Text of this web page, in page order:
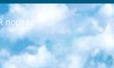
портал
стандартов итоговый (выпускной) контроль для 9 и 11 классов в целях тестирования Экзамены (далее – экзамены) состоят из предметов, перечисленных в приложении 1. будет сделано. 7. Экзамены пройдут с 26 мая по 15 июня 2024 г. (кроме науки физического воспитания). 8. Физическая для учащихся 9 классов общесредних образовательных учреждений. Экзамены по предмету «Образование, квалификация медицина» 1-6 мая 2024 года. сотрудники перевести под присмотр (с отклонениями в физическом или умственном развитии) специализированная школа для детей, школы-интернаты и со сколиозом школы-интернаты санаторного типа для больных детей исключены). 9. Он был слепым, слабовидящим и имел нарушения опорно-двигательного аппарата. экзамены в специализированных школах и интернатах для детей должны проводиться исходя из требований, предъявляемых к общеобразовательным учреждениям (физкультура кроме науки). 10. Специализированная школа для глухих и слабослышащих детей. и экзамены в интернатах и быть реализован в виде письменного теста по математике. 11. Специальность для умственно отсталых детей. Для 9 класса Родной язык и литературное письмо Государственный язык (язык обучения – узбекский). для неклассов) написано Математическое письмо Письменная/устная история Узбекистана Физическое воспитание практично Итоговый контроль Для 11 класса Написание родного языка и литературы (эссе) Математическое письмо Узбекский язык (обучение на узбекском языке) не посещающее общее среднее образование для учреждений)/Образовательное учреждение выбор письменный и устный Иностранный язык письменный/устный Письменная/устная история Узбекистана *По выбору студента:  Химия  Физика  Основы государственного права  География 10 бесплатных образовательных ресурсов - Мы составили подборку онлайн-проектов с интерактивными упражнениями, видеолекциями и статьями. Они помогут вам обрести новые и освежить старые знания бесплатно. 1. «ИНТУИТ» Старейшая образовательная площадка Рунета. Здесь вы найдёте сотни текстовых и видеокурсов на десятки различных тем — от программирования до психологии. Многие курсы подготовлены российскими университетами и крупными международными компаниями вроде Intel и Microsoft. Самостоятельное обучение бесплатное, но желающие могут оплатить услуги персональных наставников. 2. «Смартия» знакомит с актуальными профессиями и подсказывает, как им обучаться. Выбрав заинтересовавшую вас специальность — SMM-специалист, фотограф, веб-дизайнер или другую, — увидите список необходимых для неё умений. Чтобы вы могли освоить их самостоятельно, для каждого умения площадка отображает подборку ссылок на учебные материалы. Хотя «Смартия» ориентируется на русскоязычную аудиторию, часть контента всё же доступна только на английском. 3. «Лекторий Физтеха» Проект Московского физико-технического института (Физтеха). С его помощью вы можете смотреть онлайн серии лекций, записанные на видео в этом вузе. В числе доступных предметов — физика, биология, химия, информационные технологии и другие. К некоторым лекциям администрация ресурса прилагает готовые конспекты, которые можно скачивать в PDF-формате. 4. ITMOcourses Онлайн-площадка Санкт-Петербургского национального исследовательского университета информационных технологий, механики и оптики (ИТМО). Ресурс предоставляет свободный доступ к курсам, разработанным в этом вузе. Каталог материалов разбит на четыре категории: «Оптические системы и технологии», «Приборостроение и робототехника», «Информационные технологии» и «Биотехнологии». Курсы состоят из видеолекций, интерактивных демонстраций и заданий. 5. «КиберЛенинка» Электронная научная библиотека открытого доступа. Каталог площадки регулярно обрастает текстами статей из различных научных изданий. Сгруппированные по журналам и рубрикам публикации можно читать онлайн или скачивать целиком в PDF-формате. Проект нацелен на популяризацию науки за счёт открытого доступа к качественной информации. 6. «ПостНаука» На этом ресурсе публикуют подборки видеолекций, составленные экспертами из разных отраслей и объединённые общими темами. Среди них, к примеру, есть серии «Биоинформатика и геномика», «Культура средневековой Скандинавии» и Cinema Studies о теории кино. Каждая подборка лекций — логически связанная история, рассказанная экспертом от первого лица. Кроме того, на сайте появляются научно-образовательные статьи и тесты на разные темы. 7. «Newочём» Команда проекта «Newочём» отбирает самые интересные тексты из англоязычных СМИ и переводит те из них, за которые голосуют участники сообщества «ВКонтакте». По большей части это научно-популярные статьи. Редакторы придумывают лишь заголовки, в остальном содержание переводов соответствует оригиналам. Полные тексты можно читать прямо в социальной сети. 8. InternetUrok Онлайн-база материалов по основным дисциплинам школьной программы. Информация на сайте структурирована по классам, предметам и темам (урокам). Каждый урок состоит из видеолекций и конспектов. Есть также интерактивные тренажёры и тесты для закрепления пройденного материала. Даже если вы давно окончили школу, возможность повторить программу старших классов всегда может пригодиться. 9. Edutainme Ещё один ресурс об образовании. В отличие от Newtonew, как мне кажется, Edutainme больше ориентируется на представителей индустрии: педагогов, предпринимателей, разработчиков образовательных проектов. Но и любой, кто просто стремится к саморазвитию, найдёт на сайте много полезного и интересного для себя. Например, информацию о новых курсах и образовательных сервисах. 10. Newtonew Онлайн-медиа об образовании и обучении в широком смысле. Авторы Newtonew пишут об инструментах, заведениях, тактиках и стратегиях, которые помогают учить других и получать новые знания самостоятельно. На этой площадке вы найдёте новости, обзоры, аналитические мат